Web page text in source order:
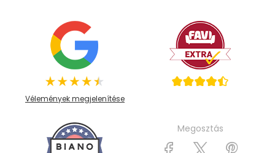
Vélemények megjelenítése
Megosztás